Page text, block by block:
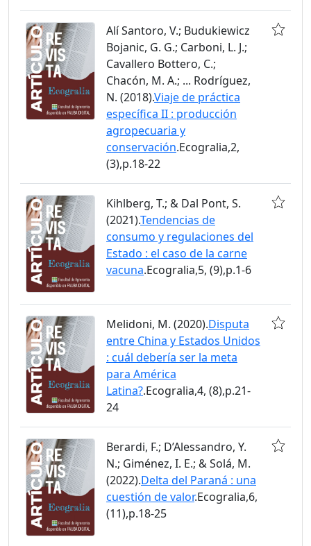
Alí Santoro, V.; Budukiewicz
Bojanic, G. G.; Carboni, L. J.;
Cavallero Bottero, C.;
Chacón, M. A.; ... Rodríguez,
N. (2018).Viaje de práctica
específica II : producción
agropecuaria y
conservación.Ecogralia,2,
(3),p.18-22
Kihlberg, T.; & Dal Pont, S.
(2021).Tendencias de
consumo y regulaciones del
Estado : el caso de la carne
vacuna.Ecogralia,5, (9),p.1-6
Melidoni, M. (2020).Disputa
entre China y Estados Unidos
: cuál debería ser la meta
para América
Latina?.Ecogralia,4, (8),p.21-
24
Berardi, F.; D’Alessandro, Y.
N.; Giménez, I. E.; & Solá, M.
(2022).Delta del Paraná : una
cuestión de valor.Ecogralia,6,
(11),p.18-25